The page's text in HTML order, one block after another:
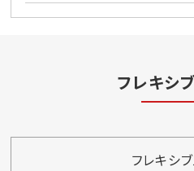
フレキシ
フレキシ